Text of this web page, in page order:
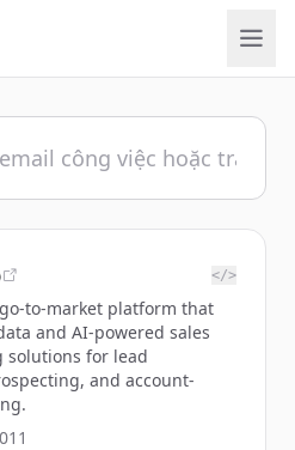
</>
to-market platform that
and AI-powered sales
solutions for lead
and account-